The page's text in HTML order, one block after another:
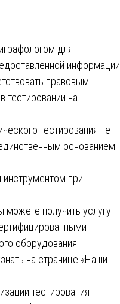
для
информации.
правовым
тестировании на
тестирования не
основанием
при
получить услугу
оборудования.
на странице «Наши
тестирования